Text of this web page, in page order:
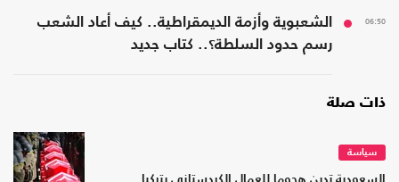
06:50
الشعبوية وأزمة الديمقراطية.. كيف أعاد الشعب
رسم حدود السلطة؟.. كتاب جديد
ذات صلة
سياسة
السعودية تدين هجوما للعمال الكردستاني بتركيا